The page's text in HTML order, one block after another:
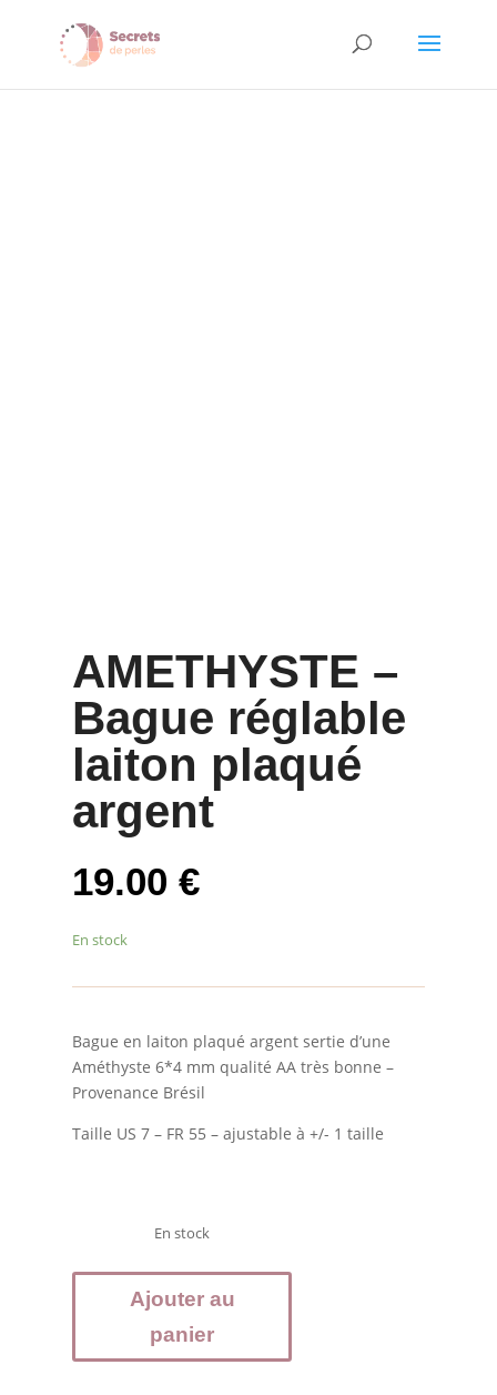
AMETHYSTE –
Bague réglable
laiton plaqué
argent
19.00 €
En stock
Bague en laiton plaqué argent sertie d’une
Améthyste 6*4 mm qualité AA très bonne –
Provenance Brésil
Taille US 7 – FR 55 – ajustable à +/- 1 taille
En stock
quantité
de
AMETHYSTE
Ajouter au
panier